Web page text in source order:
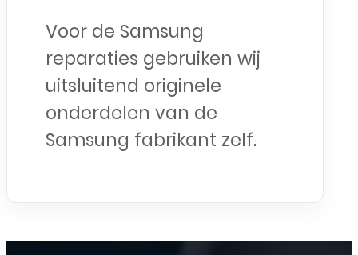
Voor de Samsung
reparaties gebruiken wij
uitsluitend originele
onderdelen van de
Samsung fabrikant zelf.